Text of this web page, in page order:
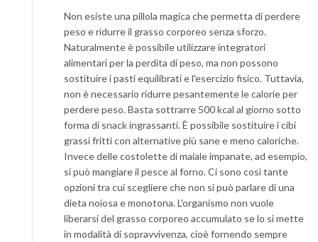
Non esiste una pillola magica che permetta di perdere
peso e ridurre il grasso corporeo senza sforzo.
Naturalmente è possibile utilizzare integratori
alimentari per la perdita di peso, ma non possono
sostituire i pasti equilibrati e l'esercizio fisico. Tuttavia,
non è necessario ridurre pesantemente le calorie per
perdere peso. Basta sottrarre 500 kcal al giorno sotto
forma di snack ingrassanti. È possibile sostituire i cibi
grassi fritti con alternative più sane e meno caloriche.
Invece delle costolette di maiale impanate, ad esempio,
si può mangiare il pesce al forno. Ci sono così tante
opzioni tra cui scegliere che non si può parlare di una
dieta noiosa e monotona. L'organismo non vuole
liberarsi del grasso corporeo accumulato se lo si mette
in modalità di sopravvivenza, cioè fornendo sempre